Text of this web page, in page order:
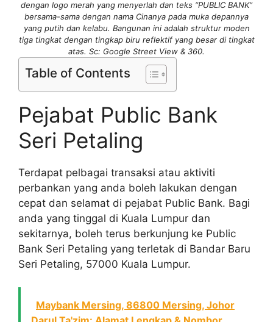
dengan logo merah yang menyerlah dan teks “PUBLIC BANK”
bersama-sama dengan nama Cinanya pada muka depannya
yang putih dan kelabu. Bangunan ini adalah struktur moden
tiga tingkat dengan tingkap biru reflektif yang besar di tingkat
atas. Sc: Google Street View & 360.
Table of Contents
Pejabat Public Bank
Seri Petaling
Terdapat pelbagai transaksi atau aktiviti
perbankan yang anda boleh lakukan dengan
cepat dan selamat di pejabat Public Bank. Bagi
anda yang tinggal di Kuala Lumpur dan
sekitarnya, boleh terus berkunjung ke Public
Bank Seri Petaling yang terletak di Bandar Baru
Seri Petaling, 57000 Kuala Lumpur.
Maybank Mersing, 86800 Mersing, Johor